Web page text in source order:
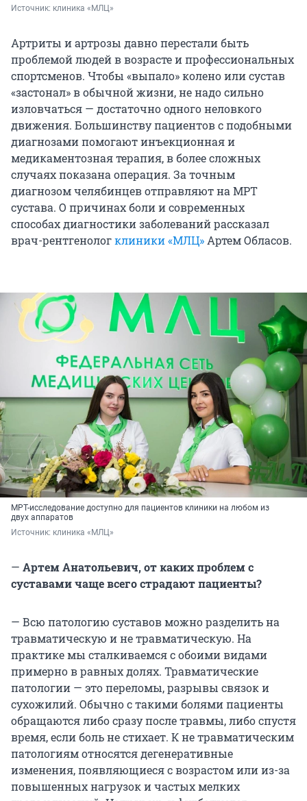
Источник: клиника «МЛЦ»
Артриты и артрозы давно перестали быть
проблемой людей в возрасте и профессиональных
спортсменов. Чтобы «выпало» колено или сустав
«застонал» в обычной жизни, не надо сильно
изловчаться — достаточно одного неловкого
движения. Большинству пациентов с подобными
диагнозами помогают инъекционная и
медикаментозная терапия, в более сложных
случаях показана операция. За точным
диагнозом челябинцев отправляют на МРТ
сустава. О причинах боли и современных
способах диагностики заболеваний рассказал
врач-рентгенологклиники «МЛЦ» Артем Обласов.
МРТ-исследование доступно для пациентов клиники на любом из
двух аппаратов
Источник: клиника «МЛЦ»
— Артем Анатольевич, от каких проблем с
суставами чаще всего страдают пациенты?
— Всю патологию суставов можно разделить на
травматическую и не травматическую. На
практике мы сталкиваемся с обоими видами
примерно в равных долях. Травматические
патологии — это переломы, разрывы связок и
сухожилий. Обычно с такими болями пациенты
обращаются либо сразу после травмы, либо спустя
время, если боль не стихает. К не травматическим
патологиям относятся дегенеративные
изменения, появляющиеся с возрастом или из-за
повышенных нагрузок и частых мелких